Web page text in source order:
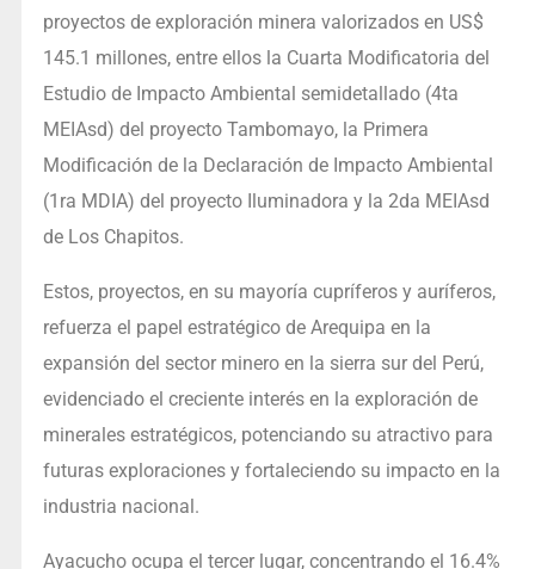
proyectos de exploración minera valorizados en US$
145.1 millones, entre ellos la Cuarta Modificatoria del
Estudio de Impacto Ambiental semidetallado (4ta
MEIAsd) del proyecto Tambomayo, la Primera
Modificación de la Declaración de Impacto Ambiental
(1ra MDIA) del proyecto Iluminadora y la 2da MEIAsd
de Los Chapitos.
Estos, proyectos, en su mayoría cupríferos y auríferos,
refuerza el papel estratégico de Arequipa en la
expansión del sector minero en la sierra sur del Perú,
evidenciado el creciente interés en la exploración de
minerales estratégicos, potenciando su atractivo para
futuras exploraciones y fortaleciendo su impacto en la
industria nacional.
Ayacucho ocupa el tercer lugar, concentrando el 16.4%